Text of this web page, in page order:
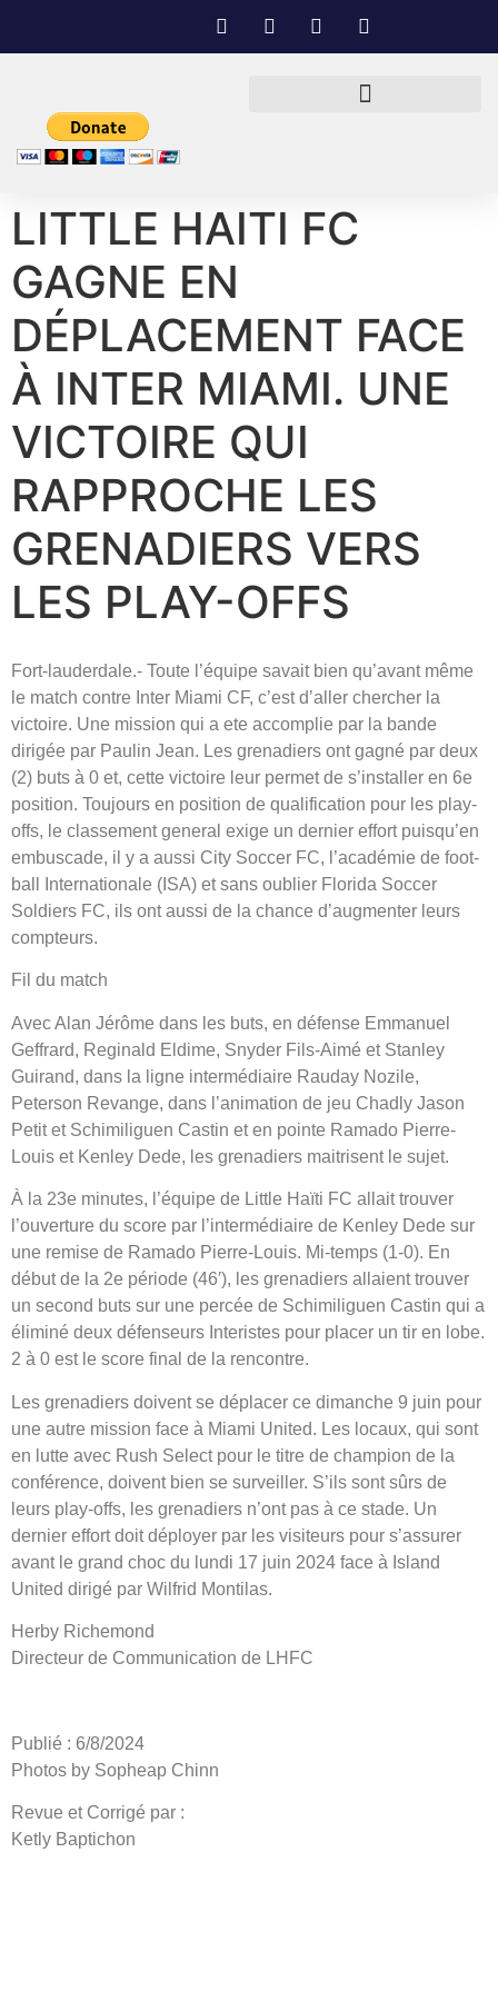
LITTLE HAITI FC
GAGNE EN
DÉPLACEMENT FACE
À INTER MIAMI. UNE
VICTOIRE QUI
RAPPROCHE LES
GRENADIERS VERS
LES PLAY-OFFS
Fort-lauderdale.- Toute l’équipe savait bien qu’avant même
le match contre Inter Miami CF, c’est d’aller chercher la
victoire. Une mission qui a ete accomplie par la bande
dirigée par Paulin Jean. Les grenadiers ont gagné par deux
(2) buts à 0 et, cette victoire leur permet de s’installer en 6e
position. Toujours en position de qualification pour les play-
offs, le classement general exige un dernier effort puisqu’en
embuscade, il y a aussi City Soccer FC, l’académie de foot-
ball Internationale (ISA) et sans oublier Florida Soccer
Soldiers FC, ils ont aussi de la chance d’augmenter leurs
compteurs.
Fil du match
Avec Alan Jérôme dans les buts, en défense Emmanuel
Geffrard, Reginald Eldime, Snyder Fils-Aimé et Stanley
Guirand, dans la ligne intermédiaire Rauday Nozile,
Peterson Revange, dans l’animation de jeu Chadly Jason
Petit et Schimiliguen Castin et en pointe Ramado Pierre-
Louis et Kenley Dede, les grenadiers maitrisent le sujet.
À la 23e minutes, l’équipe de Little Haïti FC allait trouver
l’ouverture du score par l’intermédiaire de Kenley Dede sur
une remise de Ramado Pierre-Louis. Mi-temps (1-0). En
début de la 2e période (46′), les grenadiers allaient trouver
un second buts sur une percée de Schimiliguen Castin qui a
éliminé deux défenseurs Interistes pour placer un tir en lobe.
2 à 0 est le score final de la rencontre.
Les grenadiers doivent se déplacer ce dimanche 9 juin pour
une autre mission face à Miami United. Les locaux, qui sont
en lutte avec Rush Select pour le titre de champion de la
conférence, doivent bien se surveiller. S’ils sont sûrs de
leurs play-offs, les grenadiers n’ont pas à ce stade. Un
dernier effort doit déployer par les visiteurs pour s’assurer
avant le grand choc du lundi 17 juin 2024 face à Island
United dirigé par Wilfrid Montilas.
Herby Richemond
Directeur de Communication de LHFC
Publié : 6/8/2024
Photos by Sopheap Chinn
Revue et Corrigé par :
Ketly Baptichon